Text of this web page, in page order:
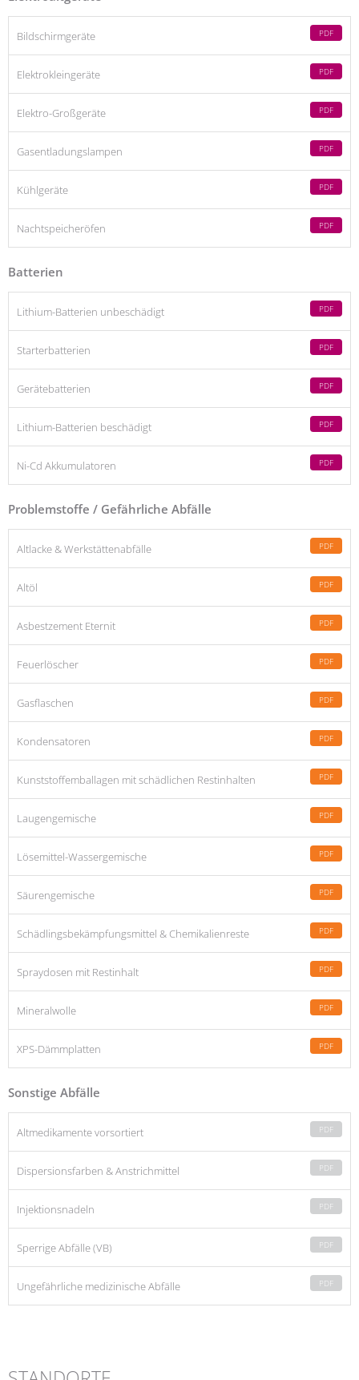
Bildschirmgeräte PDF
Elektrokleingeräte PDF
Elektro-Großgeräte PDF
Gasentladungslampen PDF
Kühlgeräte PDF
Nachtspeicheröfen PDF
Batterien
Lithium-Batterien unbeschädigt PDF
Starterbatterien PDF
Gerätebatterien PDF
Lithium-Batterien beschädigt PDF
Ni-Cd Akkumulatoren PDF
Problemstoffe / Gefährliche Abfälle
Altlacke & Werkstättenabfälle PDF
Altöl PDF
Asbestzement Eternit PDF
Feuerlöscher PDF
Gasflaschen PDF
Kondensatoren PDF
Kunststoffemballagen mit schädlichen Restinhalten PDF
Laugengemische PDF
Lösemittel-Wassergemische PDF
Säurengemische PDF
Schädlingsbekämpfungsmittel & Chemikalienreste PDF
Spraydosen mit Restinhalt PDF
Mineralwolle PDF
XPS-Dämmplatten PDF
Sonstige Abfälle
Altmedikamente vorsortiert PDF
Dispersionsfarben & Anstrichmittel PDF
Injektionsnadeln PDF
Sperrige Abfälle (VB) PDF
Ungefährliche medizinische Abfälle PDF